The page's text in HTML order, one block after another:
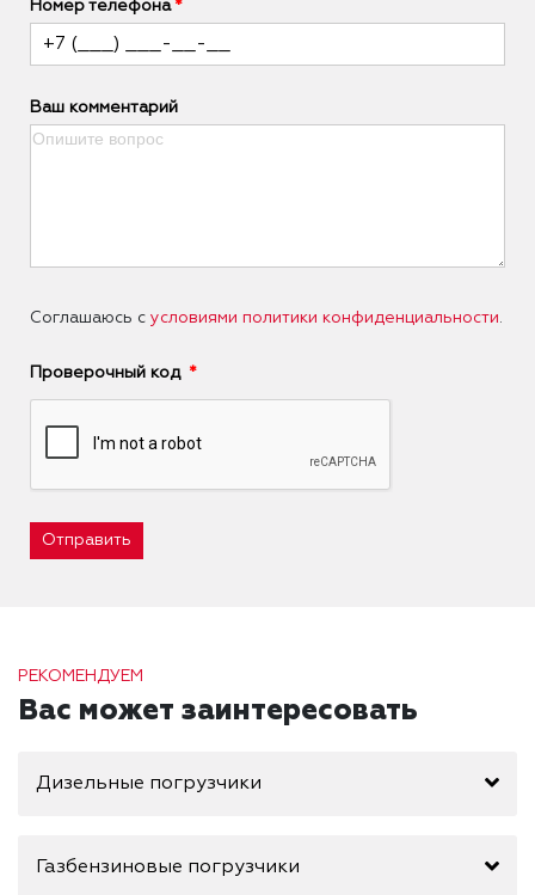
Номер телефона
Ваш комментарий
Соглашаюсь с условиями политики конфиденциальности.
Проверочный код
Отправить
РЕКОМЕНДУЕМ
Вас может заинтересовать
Дизельные погрузчики
Газбензиновые погрузчики